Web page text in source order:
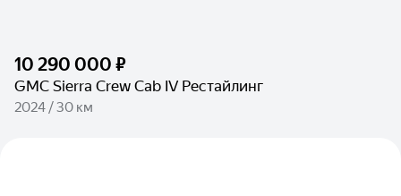
10 290 000 ₽
GMC Sierra Crew Cab IV Рестайлинг
2024 / 30 км